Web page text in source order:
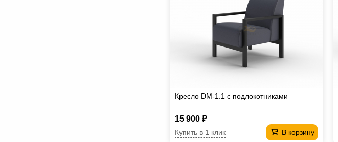
Кресло DM-1.1 с подлокотниками
15 900 ₽
В корзину
Купить в 1 клик